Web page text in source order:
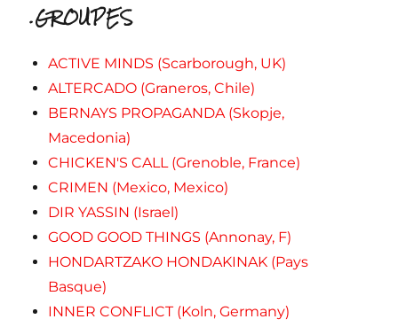
.GROUPES
ACTIVE MINDS (Scarborough, UK)
ALTERCADO (Graneros, Chile)
BERNAYS PROPAGANDA (Skopje,
Macedonia)
CHICKEN'S CALL (Grenoble, France)
CRIMEN (Mexico, Mexico)
DIR YASSIN (Israel)
GOOD GOOD THINGS (Annonay, F)
HONDARTZAKO HONDAKINAK (Pays
Basque)
INNER CONFLICT (Koln, Germany)